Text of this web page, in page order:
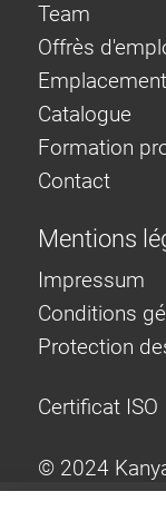
Team
Offrès
Catalogue
Formation
Contact
Mentions
Impressum
Conditions
Protection
Certificat ISO
© 2024